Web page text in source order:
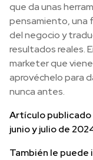
que da unas
pensamiento, una
del negocio y
resultados reales.
marketer que
aprovéchelo para
nunca antes.
Artículo publicado
junio y julio de
También le puede